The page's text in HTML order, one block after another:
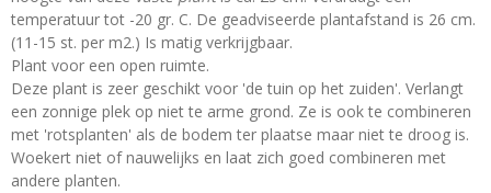
temperatuur tot -20 gr. C. De geadviseerde plantafstand is 26 cm.
(11-15 st. per m2.) Is matig verkrijgbaar.
Plant voor een open ruimte.
Deze plant is zeer geschikt voor 'de tuin op het zuiden'. Verlangt
een zonnige plek op niet te arme grond. Ze is ook te combineren
met 'rotsplanten' als de bodem ter plaatse maar niet te droog is.
Woekert niet of nauwelijks en laat zich goed combineren met
andere planten.